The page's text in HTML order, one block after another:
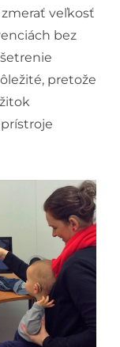
veľkosť
bez
pretože